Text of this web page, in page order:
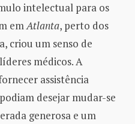
intelectual para os
emAtlanta, perto dos
criou um senso de
médicos. A
assistência
desejar mudar-se
generosa e um